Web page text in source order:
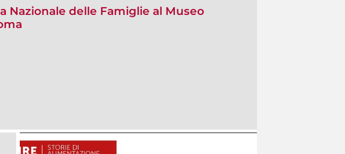
Nazionale delle Famiglie al Museo